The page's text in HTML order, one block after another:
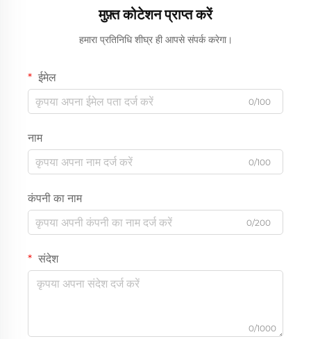
मुफ़्त कोटेशन प्राप्त करें
हमारा प्रतिनिधि शीघ्र ही आपसे संपर्क करेगा।
ईमेल
0/100
नाम
0/100
कंपनी का नाम
0/200
संदेश
0/1000